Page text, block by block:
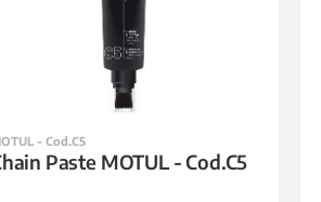
- Cod.C5
Paste MOTUL - Cod.C5